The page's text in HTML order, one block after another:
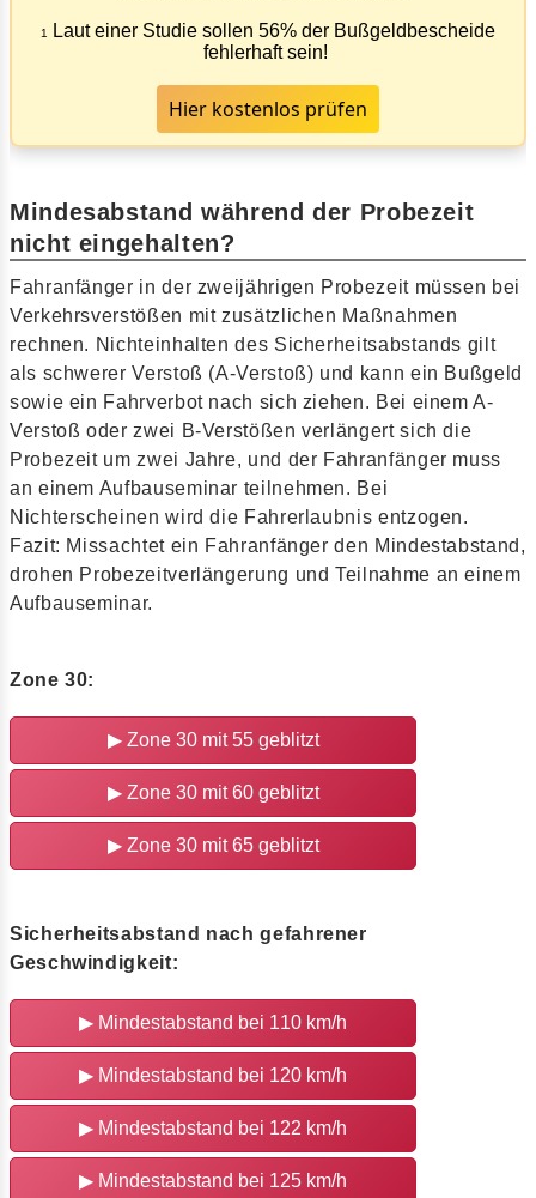
1
Laut einer Studie sollen 56% der Bußgeldbescheide
fehlerhaft sein!
Hier kostenlos prüfen
Mindesabstand während der Probezeit
nicht eingehalten?
Fahranfänger in der zweijährigen Probezeit müssen bei
Verkehrsverstößen mit zusätzlichen Maßnahmen
rechnen. Nichteinhalten des Sicherheitsabstands gilt
als schwerer Verstoß (A-Verstoß) und kann ein Bußgeld
sowie ein Fahrverbot nach sich ziehen. Bei einem A-
Verstoß oder zwei B-Verstößen verlängert sich die
Probezeit um zwei Jahre, und der Fahranfänger muss
an einem Aufbauseminar teilnehmen. Bei
Nichterscheinen wird die Fahrerlaubnis entzogen.
Fazit: Missachtet ein Fahranfänger den Mindestabstand,
drohen Probezeitverlängerung und Teilnahme an einem
Aufbauseminar.
Zone 30:
▶Zone 30 mit 55 geblitzt
▶Zone 30 mit 60 geblitzt
▶Zone 30 mit 65 geblitzt
Sicherheitsabstand nach gefahrener
Geschwindigkeit:
▶ Mindestabstand bei 110 km/h
▶ Mindestabstand bei 120 km/h
▶ Mindestabstand bei 122 km/h
▶ Mindestabstand bei 125 km/h